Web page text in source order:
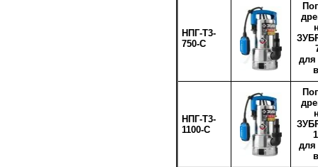
НПГ-Т3-
750-С
для
НПГ-Т3-
1100-С
для